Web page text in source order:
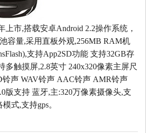
上市,搭载安卓Android 2.2操作系统，
容量,采用直板外观,256MB RAM机
支持App2SD功能 支持32GB存
多触摸屏,2.8英寸 240x320像素主屏尺
声 WAV铃声 AAC铃声 AMR铃声
版支持 蓝牙,主:320万像素摄像头,支
式,支持gps。